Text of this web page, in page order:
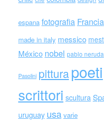
espana fotografia Francia
made in italy messico
México nobel pablo neruda
Pasolini pitturapoeti
scrittori scultura
uruguay usa varie